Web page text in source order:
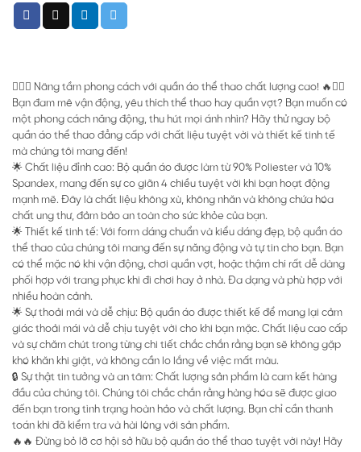
🏋️‍♀️🔥 Nâng tầm phong cách với quần áo thể thao chất lượng cao! 🔥🏋️‍♀️
Bạn đam mê vận động, yêu thích thể thao hay quần vợt? Bạn muốn có
một phong cách năng động, thu hút mọi ánh nhìn? Hãy thử ngay bộ
quần áo thể thao đẳng cấp với chất liệu tuyệt vời và thiết kế tinh tế
mà chúng tôi mang đến!
🌟 Chất liệu đỉnh cao: Bộ quần áo được làm từ 90% Poliester và 10%
Spandex, mang đến sự co giãn 4 chiều tuyệt vời khi bạn hoạt động
mạnh mẽ. Đây là chất liệu không xù, không nhăn và không chứa hóa
chất ung thư, đảm bảo an toàn cho sức khỏe của bạn.
🌟 Thiết kế tinh tế: Với form dáng chuẩn và kiểu dáng đẹp, bộ quần áo
thể thao của chúng tôi mang đến sự năng động và tự tin cho bạn. Bạn
có thể mặc nó khi vận động, chơi quần vợt, hoặc thậm chí rất dễ dàng
phối hợp với trang phục khi đi chơi hay ở nhà. Đa dạng và phù hợp với
nhiều hoàn cảnh.
🌟 Sự thoải mái và dễ chịu: Bộ quần áo được thiết kế để mang lại cảm
giác thoải mái và dễ chịu tuyệt vời cho khi bạn mặc. Chất liệu cao cấp
và sự chăm chút trong từng chi tiết chắc chắn rằng bạn sẽ không gặp
khó khăn khi giặt, và không cần lo lắng về việc mất màu.
🔒 Sự thật tin tưởng và an tâm: Chất lượng sản phẩm là cam kết hàng
đầu của chúng tôi. Chúng tôi chắc chắn rằng hàng hóa sẽ được giao
đến bạn trong tình trạng hoàn hảo và chất lượng. Bạn chỉ cần thanh
toán khi đã kiểm tra và hài lòng với sản phẩm.
🔥🔥 Đừng bỏ lỡ cơ hội sở hữu bộ quần áo thể thao tuyệt vời này! Hãy